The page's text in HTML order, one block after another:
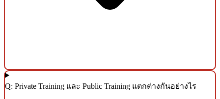
Q: Private Training และ Public Training แตกต่างกันอย่างไร